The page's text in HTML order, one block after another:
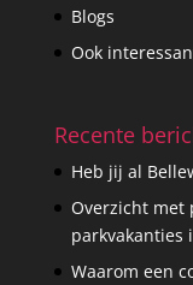
Blogs
Ook
Recente
Heb jij al
Overzicht met
parkvakanties
Waarom een